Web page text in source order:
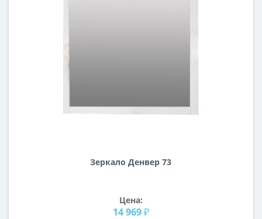
Зеркало Денвер 73
Цена:
14 969 ₽